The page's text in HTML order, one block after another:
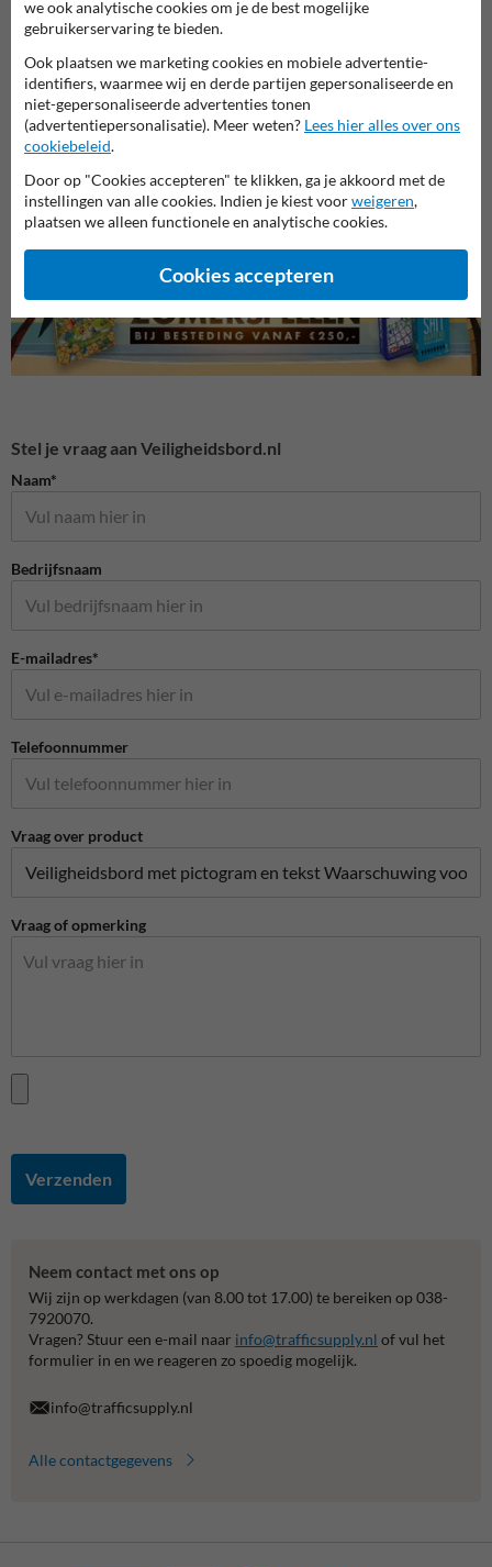
Waarschuwingsborden
Veiligheidsborden
Stel je vraag aan Veiligheidsbord.nl
Naam*
Bedrijfsnaam
E-mailadres*
Telefoonnummer
Vraag over product
Vraag of opmerking
Verzenden
Neem contact met ons op
Wij zijn op werkdagen (van 8.00 tot 17.00) te bereiken op 038-
7920070.
Vragen? Stuur een e-mail naar info@trafficsupply.nl of vul het
formulier in en we reageren zo spoedig mogelijk.
info@trafficsupply.nl
Alle contactgegevens
we ook analytische cookies om je de best mogelijke
gebruikerservaring te bieden.
Ook plaatsen we marketing cookies en mobiele advertentie-
identifiers, waarmee wij en derde partijen gepersonaliseerde en
niet-gepersonaliseerde advertenties tonen
(advertentiepersonalisatie). Meer weten? Lees hier alles over ons
cookiebeleid.
Door op "Cookies accepteren" te klikken, ga je akkoord met de
instellingen van alle cookies. Indien je kiest voorweigeren,
plaatsen we alleen functionele en analytische cookies.
Cookies accepteren